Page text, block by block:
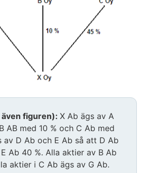
figuren): X Ab ägs av A
AB med 10 % och C Ab med
av D Ab och E Ab så att D Ab
Ab 40 %. Alla aktier av B Ab
aktier i C Ab ägs av G Ab.